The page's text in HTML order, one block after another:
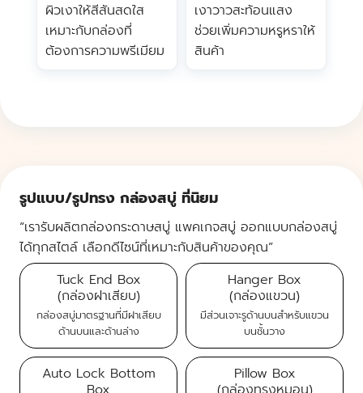
ผิวเงาให้สีสันสดใส
เหมาะกับกล่องที่
ต้องการความพรีเมียม
เงาวาวสะท้อนแสง
ช่วยเพิ่มความหรูหราให้
สินค้า
รูปแบบ/รูปทรง กล่องสบู่ ที่นิยม
“เรารับผลิตกล่องกระดาษสบู่ แพคเกจสบู่ ออกแบบกล่องสบู่
ได้ทุกสไตล์ เลือกดีไซน์ที่เหมาะกับสินค้าของคุณ”
Tuck End Box
(กล่องฝาเสียบ)
กล่องสบู่มาตรฐานที่มีฝาเสียบ
ด้านบนและด้านล่าง
Hanger Box
(กล่องแขวน)
มีส่วนเจาะรูด้านบนสำหรับแขวน
บนชั้นวาง
Auto Lock Bottom
Pillow Box